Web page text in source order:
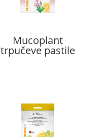
Mucoplant
trpučeve pastile